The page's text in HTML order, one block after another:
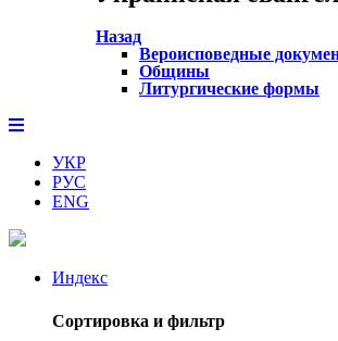
Назад
Вероисповедные
Общины
Литургические формы
УКР
РУС
ENG
Индекс
Сортировка и фильтр